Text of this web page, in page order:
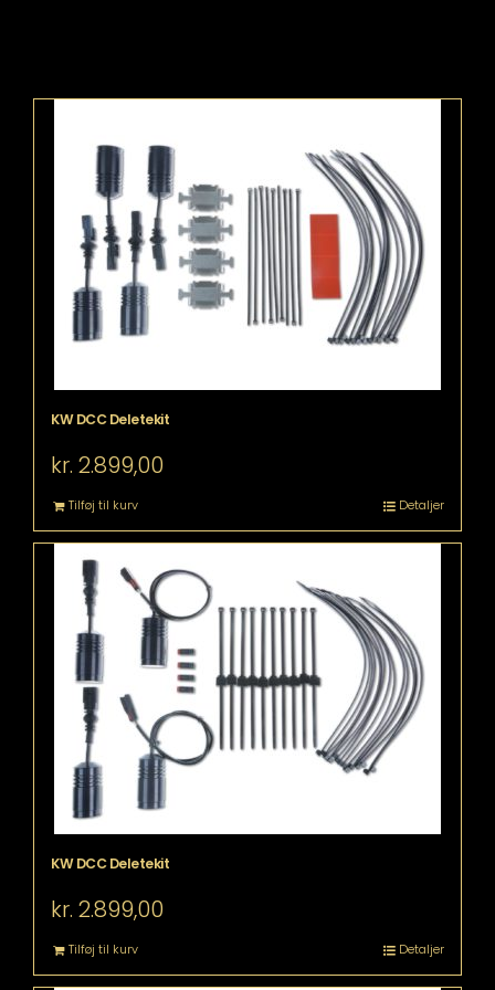
KW DCC Deletekit
kr. 2.899,00
Tilføj til kurv Detaljer
KW DCC Deletekit
kr. 2.899,00
Tilføj til kurv Detaljer